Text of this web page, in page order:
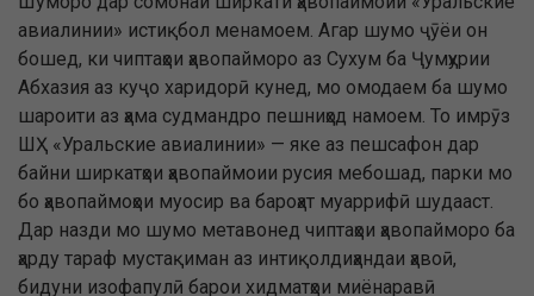
авиалинии» истиқбол менамоем. Агар шумо ҷӯёи он
бошед, ки чиптаҳои ҳавопайморо аз Сухум ба Ҷумҳурии
Абхазия аз куҷо харидорӣ кунед, мо омодаем ба шумо
шароити аз ҳама судмандро пешниҳод намоем. То имрӯз
ШҲ «Уральские авиалинии» — яке аз пешсафон дар
байни ширкатҳои ҳавопаймоии русия мебошад, парки мо
бо ҳавопаймоҳои муосир ва бароҳат муаррифӣ шудааст.
Дар назди мо шумо метавонед чиптаҳои ҳавопайморо ба
ҳарду тараф мустақиман аз интиқолдиҳандаи ҳавоӣ,
бидуни изофапулӣ барои хидматҳои миёнаравӣ